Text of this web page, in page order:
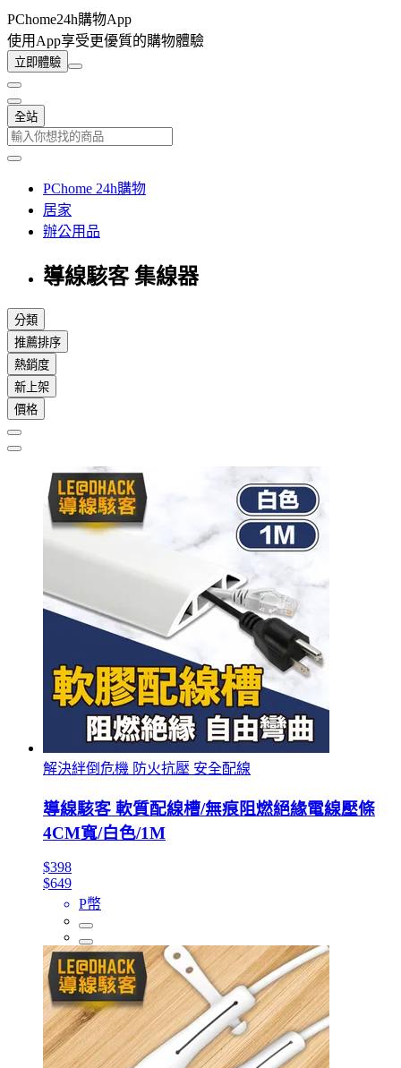
PChome24h購物App
使用App享受更優質的購物體驗
立即體驗
全站
PChome 24h購物
居家
辦公用品
導線駭客 集線器
分類
推薦排序
熱銷度
新上架
價格
解決絆倒危機 防火抗壓 安全配線
導線駭客 軟質配線槽/無痕阻燃絕緣電線壓條
4CM寬/白色/1M
$398
$649
P幣